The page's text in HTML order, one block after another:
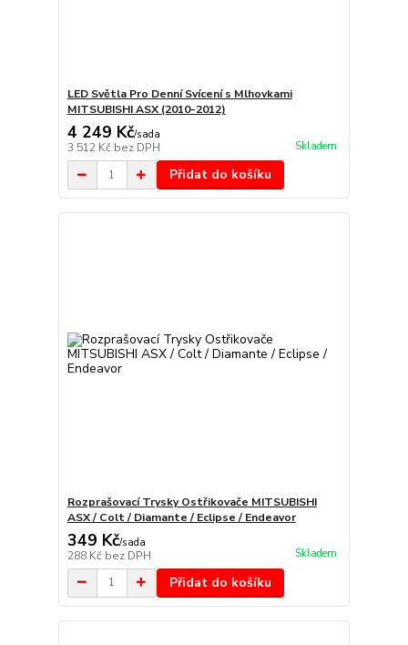
LED Světla Pro Denní Svícení s Mlhovkami
MITSUBISHI ASX (2010-2012)
4 249 Kč/sada
3 512 Kč bez DPH Skladem
Přidat do košíku
Rozprašovací Trysky Ostřikovače MITSUBISHI
ASX / Colt / Diamante / Eclipse / Endeavor
349 Kč/sada
288 Kč bez DPH Skladem
Přidat do košíku